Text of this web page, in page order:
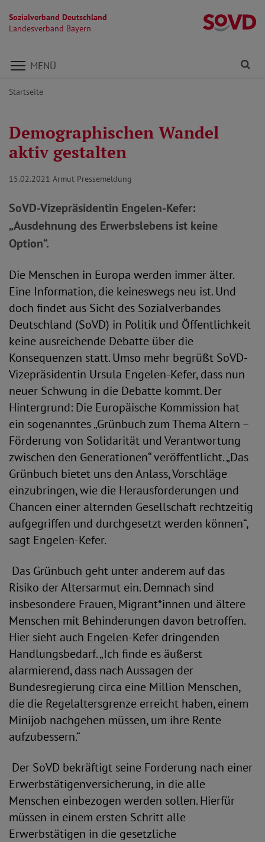
Sozialverband Deutschland
Landesverband Bayern
Direkt zu den Inhalten springen
MENÜ
Startseite
Demographischen Wandel
aktiv gestalten
15.02.2021 Armut Pressemeldung
SoVD-Vizepräsidentin Engelen-Kefer:
„Ausdehnung des Erwerbslebens ist keine
Option“.
Die Menschen in Europa werden immer älter.
Eine Information, die keineswegs neu ist. Und
doch findet aus Sicht des Sozialverbandes
Deutschland (SoVD) in Politik und Öffentlichkeit
keine ausreichende Debatte über die
Konsequenzen statt. Umso mehr begrüßt SoVD-
Vizepräsidentin Ursula Engelen-Kefer, dass nun
neuer Schwung in die Debatte kommt. Der
Hintergrund: Die Europäische Kommission hat
ein sogenanntes „Grünbuch zum Thema Altern –
Förderung von Solidarität und Verantwortung
zwischen den Generationen“ veröffentlicht. „Das
Grünbuch bietet uns den Anlass, Vorschläge
einzubringen, wie die Herausforderungen und
Chancen einer alternden Gesellschaft rechtzeitig
aufgegriffen und durchgesetzt werden können“,
sagt Engelen-Kefer.
Das Grünbuch geht unter anderem auf das
Risiko der Altersarmut ein. Demnach sind
insbesondere Frauen, Migrant*innen und ältere
Menschen mit Behinderungen davon betroffen.
Hier sieht auch Engelen-Kefer dringenden
Handlungsbedarf. „Ich finde es äußerst
alarmierend, dass nach Aussagen der
Bundesregierung circa eine Million Menschen,
die die Regelaltersgrenze erreicht haben, einem
Minijob nachgehen müssen, um ihre Rente
aufzubessern.“
Der SoVD bekräftigt seine Forderung nach einer
Erwerbstätigenversicherung, in die alle
Menschen einbezogen werden sollen. Hierfür
müssen in einem ersten Schritt alle
Erwerbstätigen in die gesetzliche